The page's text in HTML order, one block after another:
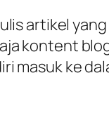
artikel
kontent
masuk ke